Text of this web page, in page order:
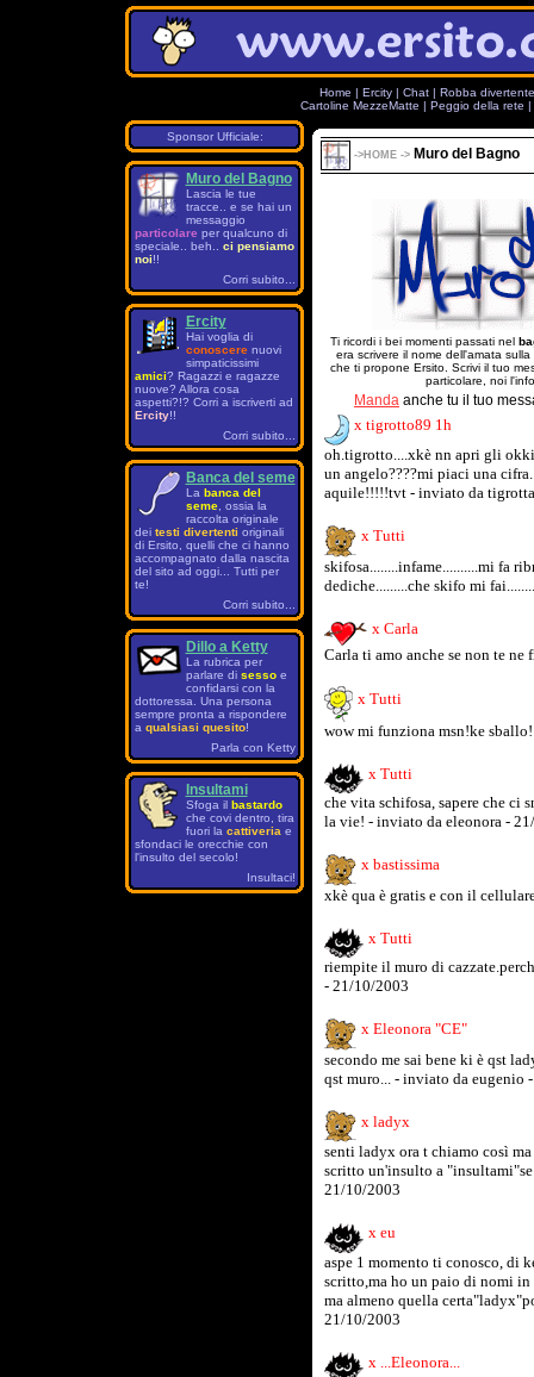
Home | Ercity | Chat | Robba
Cartoline MezzeMatte | Peggio della rete |
Sponsor Ufficiale:
Muro del Bagno
Lascia le tue
tracce.. e se hai un
messaggio
particolare per qualcuno di
speciale.. beh.. ci pensiamo
noi!!
Corri subito...
Ercity
Hai voglia di
conoscerenuovi
simpaticissimi
amici? Ragazzi e ragazze
nuove? Allora cosa
aspetti?!? Corri a iscriverti ad
Ercity!!
Corri subito...
Banca del seme
La banca del
seme, ossia la
raccolta originale
dei testi divertenti originali
di Ersito, quelli che ci hanno
accompagnato dalla nascita
del sito ad oggi... Tutti per
te!
Corri subito...
Dillo a Ketty
La rubrica per
parlare di sessoe
confidarsi con la
dottoressa. Una persona
sempre pronta a rispondere
a qualsiasi quesito!
Parla con Ketty
Insultami
Sfoga il bastardo
che covi dentro, tira
fuori la cattiveria e
sfondaci le orecchie con
l'insulto del secolo!
Insultaci!
-> HOME -> Muro del Bagno
Ti ricordi i bei momenti passati nel
era scrivere il nome dell'amata sulla
che ti propone Ersito. Scrivi il tuo
particolare, noi
Manda anche tu il tuo
x tigrotto89 1h
oh.tigrotto....xkè nn apri gli
un angelo????mi piaci una
aquile!!!!!tvt - inviato da
x Tutti
skifosa........infame..........mi fa
dediche.........che skifo mi
x Carla
Carla ti amo anche se non te
x Tutti
wow mi funziona msn!ke
x Tutti
che vita schifosa, sapere che ci
la vie! - inviato da eleonora -
x bastissima
xkè qua è gratis e con il
x Tutti
riempite il muro di
- 21/10/2003
x Eleonora "CE"
secondo me sai bene ki è qst
qst muro... - inviato da eugenio
x ladyx
senti ladyx ora t chiamo così
scritto un'insulto a
21/10/2003
x eu
aspe 1 momento ti conosco, di
scritto,ma ho un paio di nomi in
ma almeno quella
21/10/2003
x ...Eleonora...